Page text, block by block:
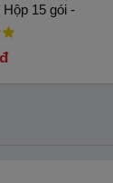
15 gói -